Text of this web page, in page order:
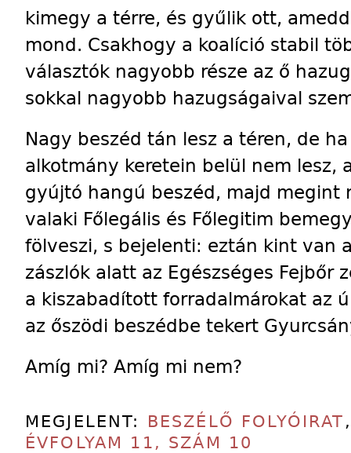
kimegy a térre, és gyűlik ott,
mond. Csakhogy a koalíció stabil
választók nagyobb része az ő
sokkal nagyobb hazugságaival
Nagy beszéd tán lesz a téren, de
alkotmány keretein belül nem lesz,
gyújtó hangú beszéd, majd megint
valaki Főlegális és Főlegitim
fölveszi, s bejelenti: eztán kint van
zászlók alatt az Egészséges Fejbőr
a kiszabadított forradalmárokat az
az őszödi beszédbe tekert
Amíg mi? Amíg mi nem?
MEGJELENT: BESZÉLŐ FOLYÓIRAT
ÉVFOLYAM 11, SZÁM 10